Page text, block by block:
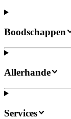
Boodschappen
Allerhande
Services